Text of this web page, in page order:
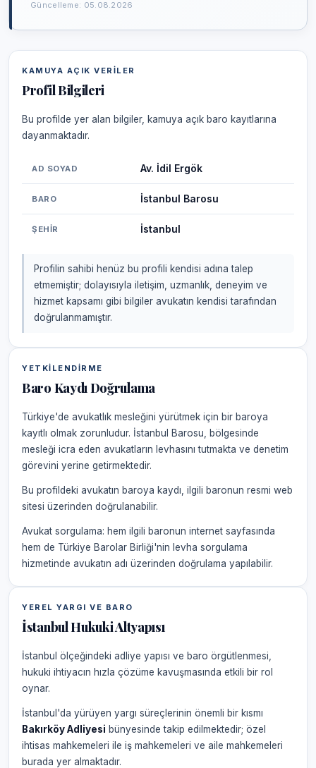
Güncelleme: 05.08.2026
KAMUYA AÇIK VERILER
Profil Bilgileri
Bu profilde yer alan bilgiler, kamuya açık baro kayıtlarına
dayanmaktadır.
AD SOYAD Av. İdil Ergök
BARO İstanbul Barosu
ŞEHIR İstanbul
Profilin sahibi henüz bu profili kendisi adına talep
etmemiştir; dolayısıyla iletişim, uzmanlık, deneyim ve
hizmet kapsamı gibi bilgiler avukatın kendisi tarafından
doğrulanmamıştır.
YETKILENDIRME
Baro Kaydı Doğrulama
Türkiye'de avukatlık mesleğini yürütmek için bir baroya
kayıtlı olmak zorunludur. İstanbul Barosu, bölgesinde
mesleği icra eden avukatların levhasını tutmakta ve denetim
görevini yerine getirmektedir.
Bu profildeki avukatın baroya kaydı, ilgili baronun resmi web
sitesi üzerinden doğrulanabilir.
Avukat sorgulama: hem ilgili baronun internet sayfasında
hem de Türkiye Barolar Birliği'nin levha sorgulama
hizmetinde avukatın adı üzerinden doğrulama yapılabilir.
YEREL YARGI VE BARO
İstanbul Hukuki Altyapısı
İstanbul ölçeğindeki adliye yapısı ve baro örgütlenmesi,
hukuki ihtiyacın hızla çözüme kavuşmasında etkili bir rol
oynar.
İstanbul'da yürüyen yargı süreçlerinin önemli bir kısmı
Bakırköy Adliyesi bünyesinde takip edilmektedir; özel
ihtisas mahkemeleri ile iş mahkemeleri ve aile mahkemeleri
burada yer almaktadır.